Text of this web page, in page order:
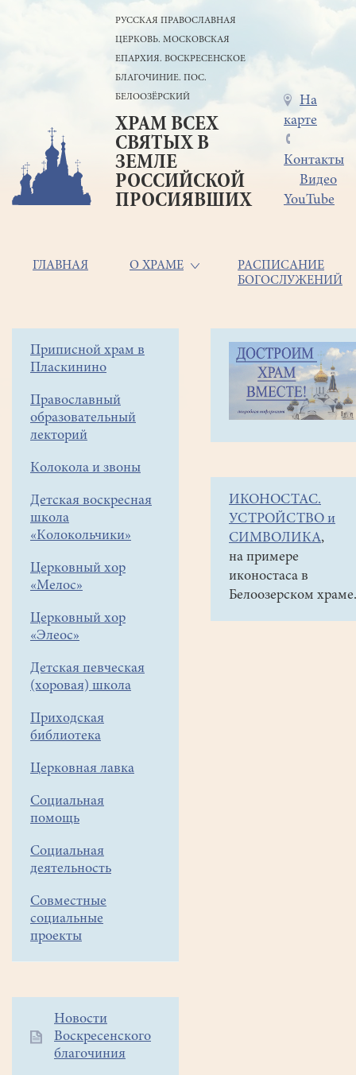
РУССКАЯ ПРАВОСЛАВНАЯ
ЦЕРКОВЬ. МОСКОВСКАЯ
ЕПАРХИЯ. ВОСКРЕСЕНСКОЕ
БЛАГОЧИНИЕ. ПОС.
БЕЛООЗЁРСКИЙ
ХРАМ ВСЕХ
СВЯТЫХ В
ЗЕМЛЕ
РОССИЙСКОЙ
ПРОСИЯВШИХ
Меню
в
шапке
На
карте
Контакты
Видео
YouTube
Основная
ГЛАВНАЯ О ХРАМЕ
РАСПИСАНИЕ
БОГОСЛУЖЕНИЙ
Боковое
меню
Приписной храм в
Пласкинино
Православный
образовательный
лекторий
Колокола и звоны
Детская воскресная
школа
«Колокольчики»
Церковный хор
«Мелос»
Церковный хор
«Элеос»
Детская певческая
(хоровая) школа
Приходская
библиотека
Церковная лавка
Социальная
помощь
Социальная
деятельность
Совместные
социальные
проекты
Дополнительное
меню
Новости
Воскресенского
благочиния
Строка
навигации
Объявления
21января
час.
ДШИ
"Фламинго"
состоится
открытие
ИКОНОСТАС.
УСТРОЙСТВО и
СИМВОЛИКА,
на примере
иконостаса в
Белоозерском храме.